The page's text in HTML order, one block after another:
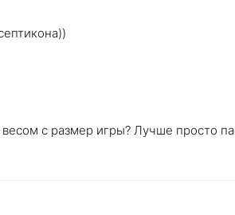
с размер игры? Лучше просто